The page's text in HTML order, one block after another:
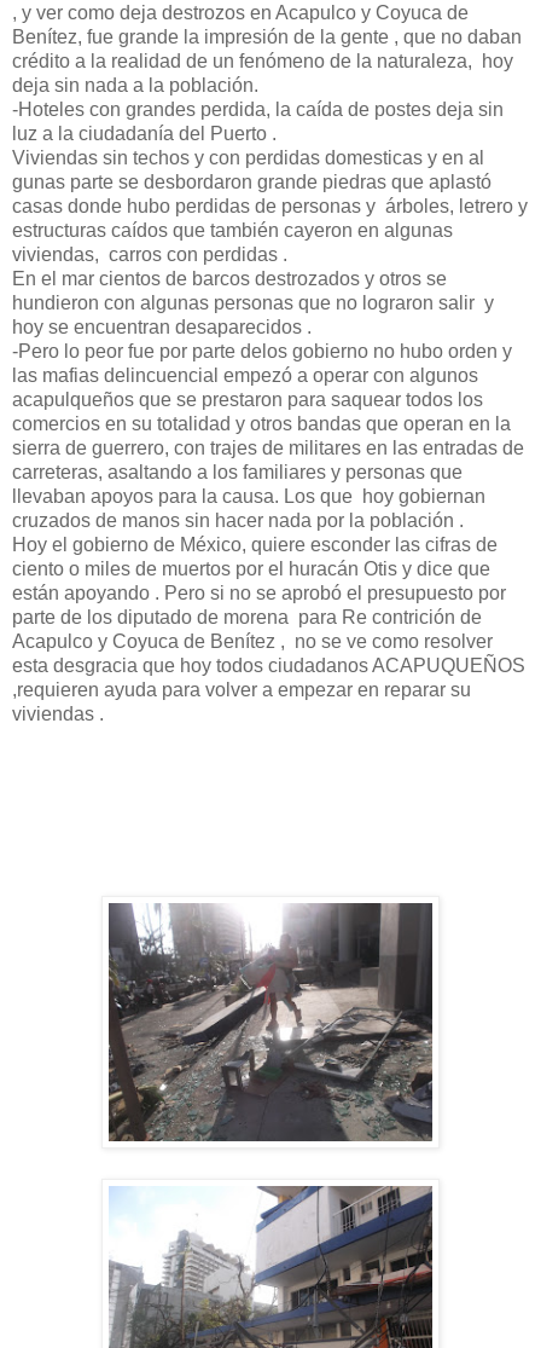
, y ver como deja destrozos en Acapulco y Coyuca de
Benítez, fue grande la impresión de la gente , que no daban
crédito a la realidad de un fenómeno de la naturaleza, hoy
deja sin nada a la población.
-Hoteles con grandes perdida, la caída de postes deja sin
luz a la ciudadanía del Puerto .
Viviendas sin techos y con perdidas domesticas y en al
gunas parte se desbordaron grande piedras que aplastó
casas donde hubo perdidas de personas y árboles, letrero y
estructuras caídos que también cayeron en algunas
viviendas, carros con perdidas .
En el mar cientos de barcos destrozados y otros se
hundieron con algunas personas que no lograron salir y
hoy se encuentran desaparecidos .
-Pero lo peor fue por parte delos gobierno no hubo orden y
las mafias delincuencial empezó a operar con algunos
acapulqueños que se prestaron para saquear todos los
comercios en su totalidad y otros bandas que operan en la
sierra de guerrero, con trajes de militares en las entradas de
carreteras, asaltando a los familiares y personas que
llevaban apoyos para la causa. Los que hoy gobiernan
cruzados de manos sin hacer nada por la población .
Hoy el gobierno de México, quiere esconder las cifras de
ciento o miles de muertos por el huracán Otis y dice que
están apoyando . Pero si no se aprobó el presupuesto por
parte de los diputado de morena para Re contrición de
Acapulco y Coyuca de Benítez , no se ve como resolver
esta desgracia que hoy todos ciudadanos ACAPUQUEÑOS
,requieren ayuda para volver a empezar en reparar su
viviendas .